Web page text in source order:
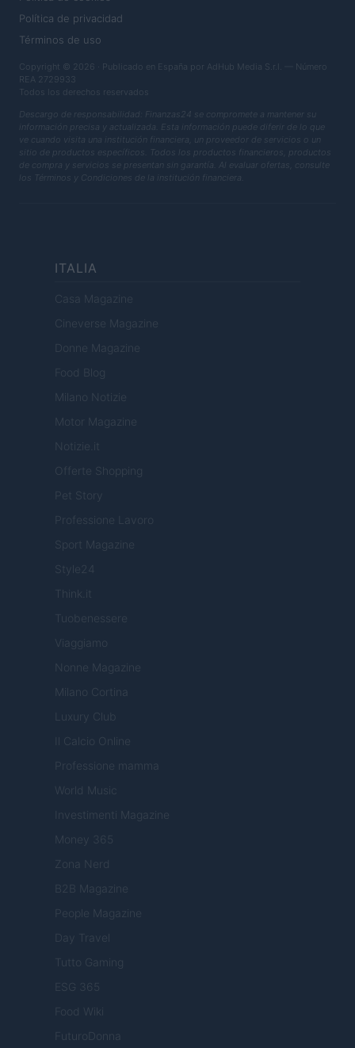
Política de privacidad
Términos de uso
Copyright © 2026 · Publicado en España por AdHub Media S.r.l. — Número
REA 2729933
Todos los derechos reservados
Descargo de responsabilidad: Finanzas24 se compromete a mantener su
información precisa y actualizada. Esta información puede diferir de lo que
ve cuando visita una institución financiera, un proveedor de servicios o un
sitio de productos específicos. Todos los productos financieros, productos
de compra y servicios se presentan sin garantía. Al evaluar ofertas, consulte
los Términos y Condiciones de la institución financiera.
ITALIA
Casa Magazine
Cineverse Magazine
Donne Magazine
Food Blog
Milano Notizie
Motor Magazine
Notizie.it
Offerte Shopping
Pet Story
Professione Lavoro
Sport Magazine
Style24
Think.it
Tuobenessere
Viaggiamo
Nonne Magazine
Milano Cortina
Luxury Club
Il Calcio Online
Professione mamma
World Music
Investimenti Magazine
Money 365
Zona Nerd
B2B Magazine
People Magazine
Day Travel
Tutto Gaming
ESG 365
Food Wiki
FuturoDonna